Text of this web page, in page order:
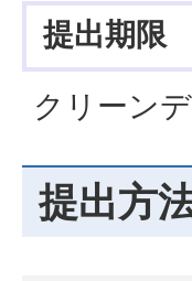
提出期限
クリーン
提出方